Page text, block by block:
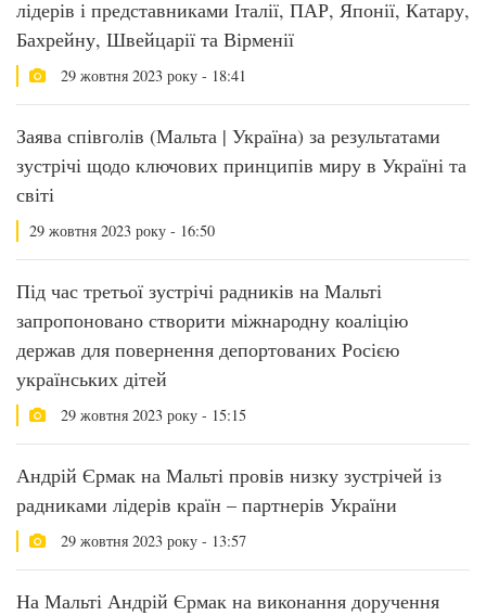
лідерів і представниками Італії, ПАР, Японії, Катару,
Бахрейну, Швейцарії та Вірменії
29 жовтня 2023 року - 18:41
Заява співголів (Мальта | Україна) за результатами
зустрічі щодо ключових принципів миру в Україні та
світі
29 жовтня 2023 року - 16:50
Під час третьої зустрічі радників на Мальті
запропоновано створити міжнародну коаліцію
держав для повернення депортованих Росією
українських дітей
29 жовтня 2023 року - 15:15
Андрій Єрмак на Мальті провів низку зустрічей із
радниками лідерів країн – партнерів України
29 жовтня 2023 року - 13:57
На Мальті Андрій Єрмак на виконання доручення